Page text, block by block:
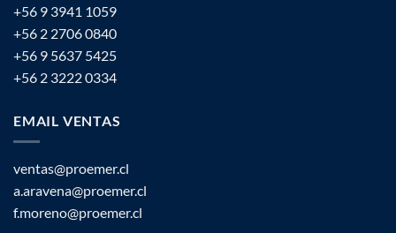
+56 9 3941 1059
+56 2 2706 0840
+56 9 5637 5425
+56 2 3222 0334
EMAIL VENTAS
ventas@proemer.cl
a.aravena@proemer.cl
f.moreno@proemer.cl